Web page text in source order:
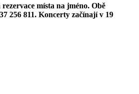
místa na jméno. Obě
256 811. Koncerty začínají v 19